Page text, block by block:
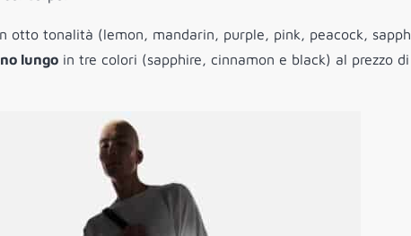
otto tonalità (lemon, mandarin, purple, pink, peacock,
lungo in tre colori (sapphire, cinnamon e black) al prezzo